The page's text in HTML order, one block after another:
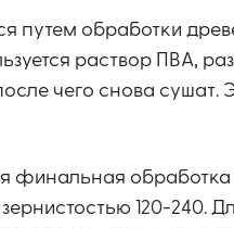
путем обработки
раствор ПВА,
чего снова
финальная
120-240.